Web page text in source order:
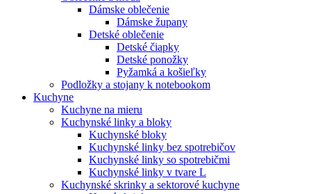
Dámske oblečenie
Dámske župany
Detské oblečenie
Detské čiapky
Detské ponožky
Pyžamká a košieľky
Podložky a stojany k notebookom
Kuchyne
Kuchyne na mieru
Kuchynské linky a bloky
Kuchynské bloky
Kuchynské linky bez spotrebičov
Kuchynské linky so spotrebičmi
Kuchynské linky v tvare L
Kuchynské skrinky a sektorové kuchyne